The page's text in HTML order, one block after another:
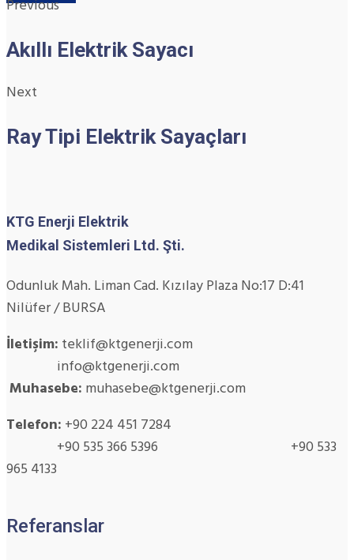
Previous
Akıllı Elektrik Sayacı
Next
Ray Tipi Elektrik Sayaçları
KTG Enerji Elektrik
Medikal Sistemleri Ltd. Şti.
Odunluk Mah. Liman Cad. Kızılay Plaza No:17 D:41
Nilüfer / BURSA
İletişim: teklif@ktgenerji.com
info@ktgenerji.com
Muhasebe: muhasebe@ktgenerji.com
Telefon: +90 224 451 7284
+90 535 366 5396 +90 533
965 4133
Referanslar